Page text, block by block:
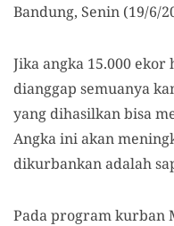
Bandung, Senin (19/6/
Jika angka 15.000
dianggap semuanya
yang dihasilkan bisa
Angka ini akan
dikurbankan adalah
Pada program kurban